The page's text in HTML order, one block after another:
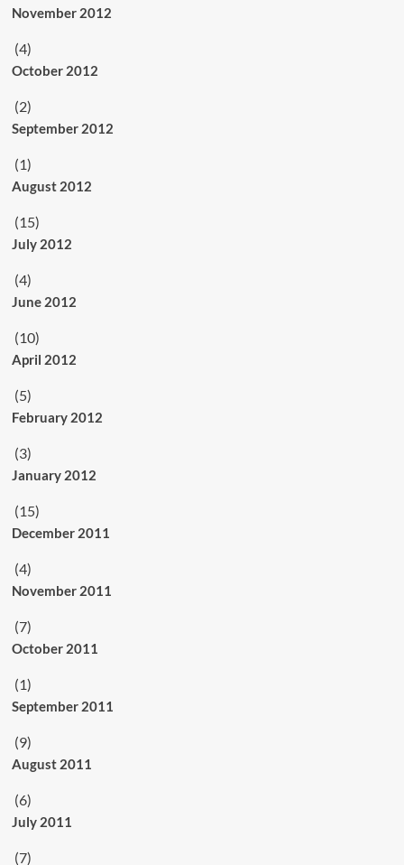
November 2012
(4)
October 2012
(2)
September 2012
(1)
August 2012
(15)
July 2012
(4)
June 2012
(10)
April 2012
(5)
February 2012
(3)
January 2012
(15)
December 2011
(4)
November 2011
(7)
October 2011
(1)
September 2011
(9)
August 2011
(6)
July 2011
(7)